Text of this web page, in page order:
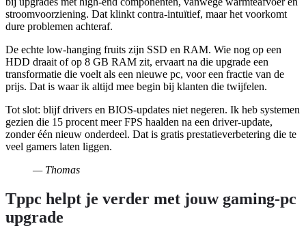
stroomvoorziening. Dat klinkt contra-intuïtief, maar het voorkomt
dure problemen achteraf.
De echte low-hanging fruits zijn SSD en RAM. Wie nog op een
HDD draait of op 8 GB RAM zit, ervaart na die upgrade een
transformatie die voelt als een nieuwe pc, voor een fractie van de
prijs. Dat is waar ik altijd mee begin bij klanten die twijfelen.
Tot slot: blijf drivers en BIOS-updates niet negeren. Ik heb systemen
gezien die 15 procent meer FPS haalden na een driver-update,
zonder één nieuw onderdeel. Dat is gratis prestatieverbetering die te
veel gamers laten liggen.
— Thomas
Tppc helpt je verder met jouw gaming-pc
upgrade